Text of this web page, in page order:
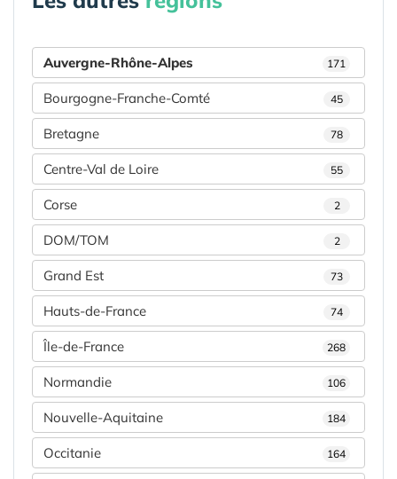
Auvergne-Rhône-Alpes 171
Bourgogne-Franche-Comté 45
Bretagne 78
Centre-Val de Loire 55
Corse 2
DOM/TOM 2
Grand Est 73
Hauts-de-France 74
Île-de-France 268
Normandie 106
Nouvelle-Aquitaine 184
Occitanie 164